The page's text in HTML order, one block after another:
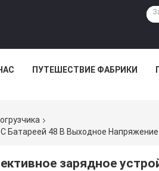
ПУТЕШЕСТВИЕ ФАБРИКИ
Батареей 48 В Выходное
зарядное